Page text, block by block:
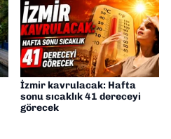
İzmir kavrulacak: Hafta
sonu sıcaklık 41 dereceyi
görecek